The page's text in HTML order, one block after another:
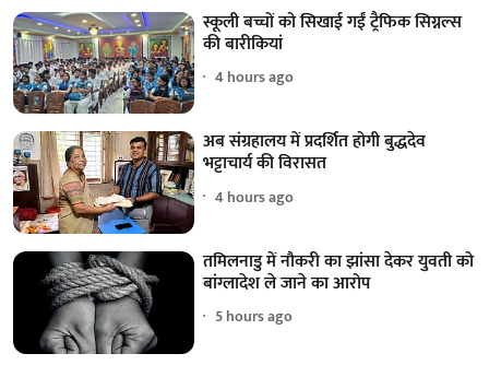
स्कूली बच्चों को सिखाई गईं ट्रैफिक सिग्नल्स
की बारीकियां
4 hours ago
अब संग्रहालय में प्रदर्शित होगी बुद्धदेव
भट्टाचार्य की विरासत
4 hours ago
तमिलनाडु में नौकरी का झांसा देकर युवती को
बांग्लादेश ले जाने का आरोप
5 hours ago